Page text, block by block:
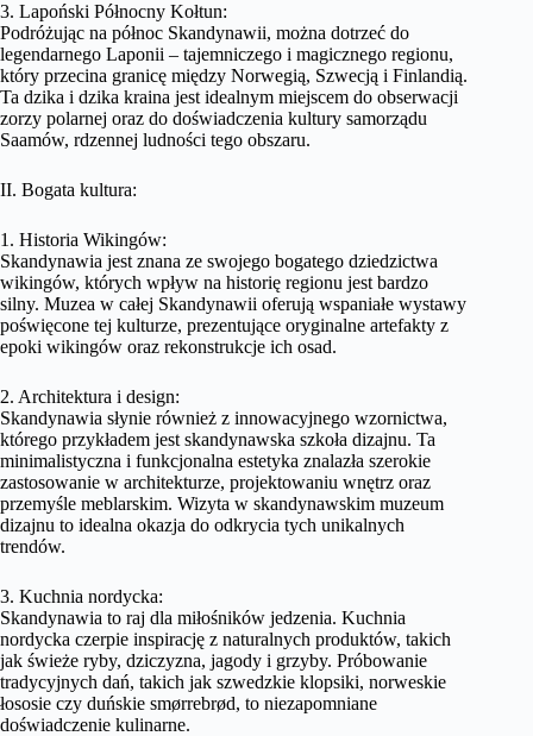
3. Lapoński Północny Kołtun:
Podróżując na północ Skandynawii, można dotrzeć do
legendarnego Laponii – tajemniczego i magicznego regionu,
który przecina granicę między Norwegią, Szwecją i Finlandią.
Ta dzika i dzika kraina jest idealnym miejscem do obserwacji
zorzy polarnej oraz do doświadczenia kultury samorządu
Saamów, rdzennej ludności tego obszaru.
II. Bogata kultura:
1. Historia Wikingów:
Skandynawia jest znana ze swojego bogatego dziedzictwa
wikingów, których wpływ na historię regionu jest bardzo
silny. Muzea w całej Skandynawii oferują wspaniałe wystawy
poświęcone tej kulturze, prezentujące oryginalne artefakty z
epoki wikingów oraz rekonstrukcje ich osad.
2. Architektura i design:
Skandynawia słynie również z innowacyjnego wzornictwa,
którego przykładem jest skandynawska szkoła dizajnu. Ta
minimalistyczna i funkcjonalna estetyka znalazła szerokie
zastosowanie w architekturze, projektowaniu wnętrz oraz
przemyśle meblarskim. Wizyta w skandynawskim muzeum
dizajnu to idealna okazja do odkrycia tych unikalnych
trendów.
3. Kuchnia nordycka:
Skandynawia to raj dla miłośników jedzenia. Kuchnia
nordycka czerpie inspirację z naturalnych produktów, takich
jak świeże ryby, dziczyzna, jagody i grzyby. Próbowanie
tradycyjnych dań, takich jak szwedzkie klopsiki, norweskie
łososie czy duńskie smørrebrød, to niezapomniane
doświadczenie kulinarne.